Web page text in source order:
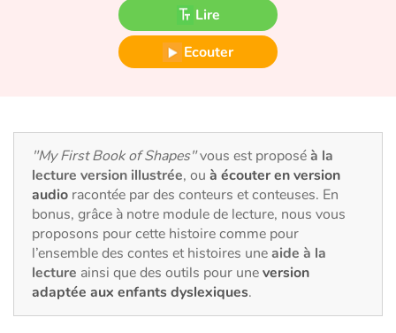
Ogres, monstres et sorcières
Les animaux
Voyage, épopée, enquête, aventure
Autour du monde
Apprentissage
Lire
Ecouter
"My First Book of Shapes"vous est proposéà la
lecture version illustrée, ou à écouter en version
audio racontée par des conteurs et conteuses. En
bonus, grâce à notre module de lecture, nous vous
proposons pour cette histoire comme pour
l’ensemble des contes et histoires uneaide à la
lecture ainsi que des outils pour uneversion
adaptée aux enfants dyslexiques.